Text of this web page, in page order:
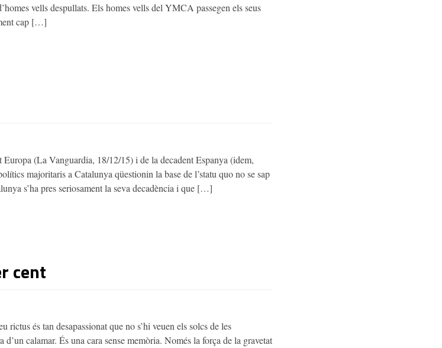
vells despullats. Els homes vells del YMCA passegen els seus
cap […]
(La Vanguardia, 18/12/15) i de la decadent Espanya (idem,
majoritaris a Catalunya qüestionin la base de l’statu quo no se sap
s’ha pres seriosament la seva decadència i que […]
cent
és tan desapassionat que no s’hi veuen els solcs de les
calamar. És una cara sense memòria. Només la força de la gravetat